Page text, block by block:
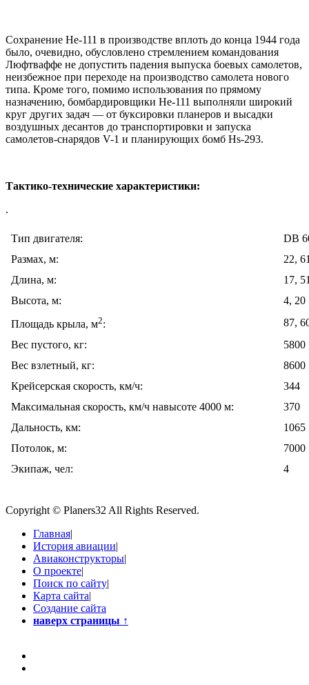
Сохранение Не-111 в производстве вплоть до конца 1944 года
было, очевидно, обусловлено стремлением командования
Люфтваффе не допустить падения выпуска боевых самолетов,
неизбежное при переходе на производство самолета нового
типа. Кроме того, помимо использования по прямому
назначению, бомбардировщики Не-111 выполняли широкий
круг других задач — от буксировки планеров и высадки
воздушных десантов до транспортировки и запуска
самолетов-снарядов V-1 и планирующих бомб Hs-293.
Тактико-технические характеристики:
.
Тип двигателя:
DB
Размах, м:
22,
Длина, м:
17,
Высота, м:
4, 20
Площадь крыла, м2:
87,
Вес пустого, кг:
5800
Вес взлетный, кг:
8600
Крейсерская скорость, км/ч:
344
Максимальная скорость, км/ч навысоте 4000 м:
370
Дальность, км:
1065
Потолок, м:
7000
Экипаж, чел:
4
Copyright © Planers32 All Rights Reserved.
Главная|
История авиации|
Авиаконструкторы|
О проекте|
Поиск по сайту|
Карта сайта|
Создание сайта
наверх страницы ↑